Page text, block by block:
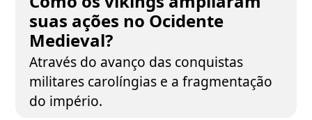
suas ações no Ocidente
Medieval?
Através do avanço das conquistas
militares carolíngias e a fragmentação
do império.